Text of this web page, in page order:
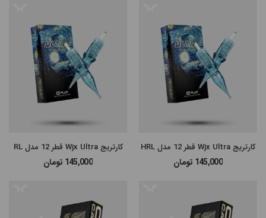
گران‌ترین
کارتریج Wjx Ultra قطر 12 مدل HRL
145,000 تومان
کارتریج Wjx Ultra قطر 12 مدل RL
145,000 تومان